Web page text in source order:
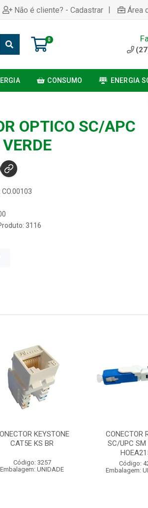
Não é cliente? - Cadastrar | Área
0
CONSUMO ENERGIA
OPTICO SC/APC
3116
KEYSTONE
CAT5E KS BR
Código: 3257
Embalagem: UNIDADE
CONECTOR
SC/UPC SM
Código:
Embalagem: